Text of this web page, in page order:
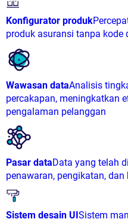
Konfigurator produk
produk asuransi tanpa
Wawasan dataAnalisis
percakapan, meningkatkan
pengalaman pelanggan
Pasar dataData yang telah
penawaran, pengikatan,
Sistem desain UISistem